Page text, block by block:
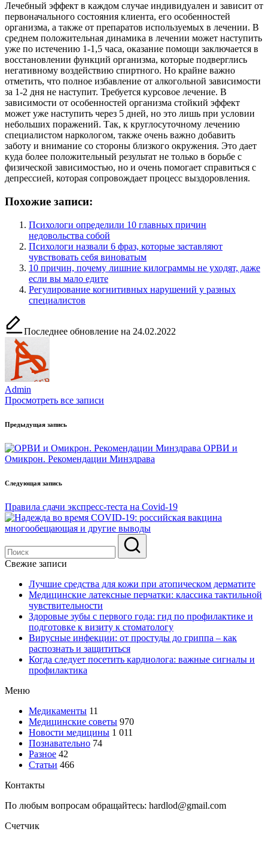
Лечебный эффект в каждом случае индивидуален и зависит от
первоначального состояния клиента, его особенностей
организма, а также от препаратов используемых в лечении. В
среднем положительная динамика в лечении может наступить
уже по истечению 1-1,5 часа, оказание помощи заключается в
восстановлении функций организма, которые подверглись
негативному воздействию спиртного. Но крайне важно
отметить, что полное избавление от алкогольной зависимости
за 1-2 дня не наступит. Требуется курсовое лечение. В
зависимости от особенностей организма стойкий эффект
может уже наступить через 5 дней, но это лишь при условии
небольших поражений. Так, к круглосуточному лечению
специалистом наркологом, также очень важно добавить
заботу и внимание со стороны близкого окружения. Это дает
куда более положительный результат не только в борьбе с
физической зависимостью, но и очень помогает справиться с
депрессией, которая сопровождает процесс выздоровления.
Похожие записи:
Психологи определили 10 главных причин
недовольства собой
Психологи назвали 6 фраз, которые заставляют
чувствовать себя виноватым
10 причин, почему лишние килограммы не уходят, даже
если вы мало едите
Регулирование когнитивных нарушений у разных
специалистов
Последнее обновление на 24.02.2022
Admin
Просмотреть все записи
Навигация
по
записям
Предыдущая запись
ОРВИ и
Омикрон. Рекомендации Минздрава
Следующая запись
Правила сдачи экспресс-теста на Covid-19
Свежие записи
Лучшие средства для кожи при атопическом дерматите
Медицинские латексные перчатки: классика тактильной
чувствительности
Здоровые зубы с первого года: гид по профилактике и
подготовке к визиту к стоматологу
Вирусные инфекции: от простуды до гриппа – как
распознать и защититься
Когда следует посетить кардиолога: важные сигналы и
профилактика
Меню
Медикаменты 11
Медицинские советы 970
Новости медицины 1 011
Познавательно 74
Разное 42
Статьи 466
Контакты
По любым вопросам обращайтесь: hardlod@gmail.com
Счетчик